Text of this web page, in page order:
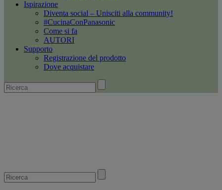
Ispirazione
Diventa social – Unisciti alla community!
#CucinaConPanasonic
Come si fa
AUTORI
Supporto
Registrazione del prodotto
Dove acquistare